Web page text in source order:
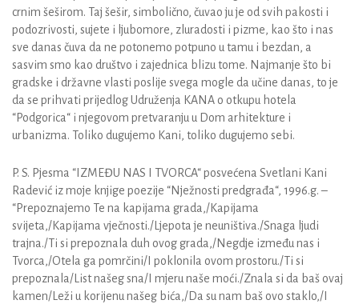
crnim šeširom. Taj šešir, simbolično, čuvao ju je od svih pakosti i
podozrivosti, sujete i ljubomore, zluradosti i pizme, kao što i nas
sve danas čuva da ne potonemo potpuno u tamu i bezdan, a
sasvim smo kao društvo i zajednica blizu tome. Najmanje što bi
gradske i državne vlasti poslije svega mogle da učine danas, to je
da se prihvati prijedlog Udruženja KANA o otkupu hotela
“Podgorica“ i njegovom pretvaranju u Dom arhitekture i
urbanizma. Toliko dugujemo Kani, toliko dugujemo sebi.
P. S. Pjesma “IZMEĐU NAS I TVORCA“ posvećena Svetlani Kani
Radević iz moje knjige poezije “Nježnosti predgrađa“, 1996.g. –
“Prepoznajemo Te na kapijama grada,/Kapijama
svijeta,/Kapijama vječnosti./Ljepota je neuništiva./Snaga ljudi
trajna./Ti si prepoznala duh ovog grada,/Negdje između nas i
Tvorca,/Otela ga pomrčini/I poklonila ovom prostoru./Ti si
prepoznala/List našeg sna/I mjeru naše moći./Znala si da baš ovaj
kamen/Leži u korijenu našeg bića,/Da su nam baš ovo staklo,/I